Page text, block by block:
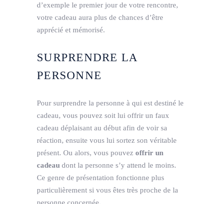
d’exemple le premier jour de votre rencontre,
votre cadeau aura plus de chances d’être
apprécié et mémorisé.
SURPRENDRE LA
PERSONNE
Pour surprendre la personne à qui est destiné le
cadeau, vous pouvez soit lui offrir un faux
cadeau déplaisant au début afin de voir sa
réaction, ensuite vous lui sortez son véritable
présent. Ou alors, vous pouvez offrir un
cadeau dont la personne s’y attend le moins.
Ce genre de présentation fonctionne plus
particulièrement si vous êtes très proche de la